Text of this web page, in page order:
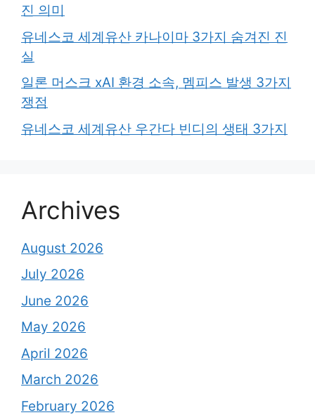
진 의미
유네스코 세계유산 카나이마 3가지 숨겨진 진
실
일론 머스크 xAI 환경 소속, 멤피스 발생 3가지
쟁점
유네스코 세계유산 우간다 빈디의 생태 3가지
Archives
August 2026
July 2026
June 2026
May 2026
April 2026
March 2026
February 2026